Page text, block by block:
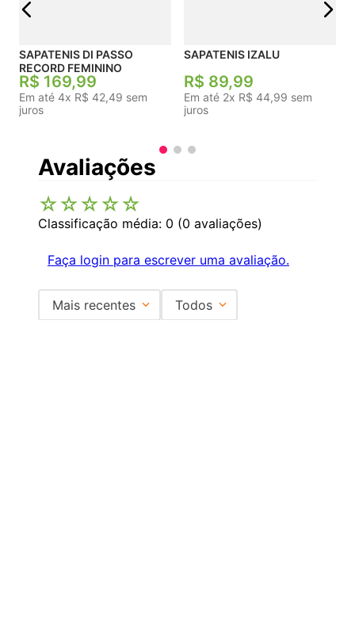
SAPATENIS DI PASSO
RECORD FEMININO
R$ 169,99
Em até 4x R$ 42,49 sem
juros
SAPATENIS IZALU
R$ 89,99
Em até 2x R$ 44,99 sem
juros
Avaliações
☆☆☆☆☆
Classificação média: 0 (0 avaliações)
Faça login para escrever uma avaliação.
Mais recentes Todos